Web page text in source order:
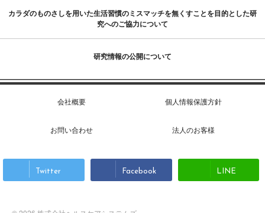
カラダのものさしを用いた生活習慣のミスマッチを無くすことを目的とした研
究へのご協力について
研究情報の公開について
会社概要 個人情報保護方針
お問い合わせ 法人のお客様
Twitter Facebook LINE